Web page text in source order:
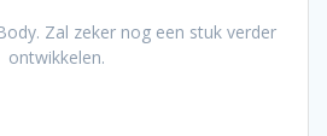
Zal zeker nog een stuk verder
ontwikkelen.